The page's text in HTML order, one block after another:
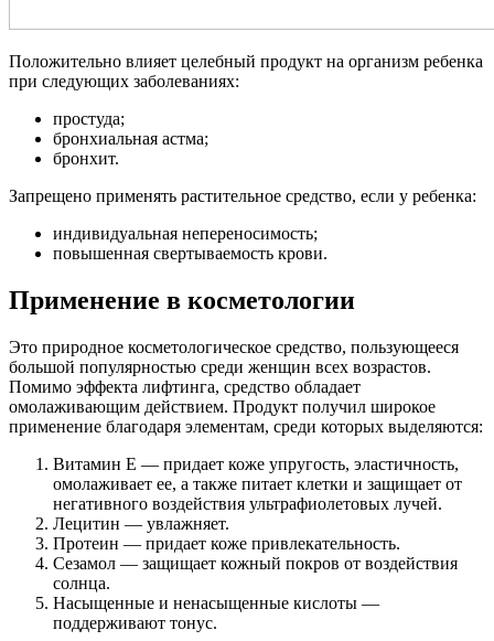
Положительно влияет целебный продукт на организм ребенка
при следующих заболеваниях:
простуда;
бронхиальная астма;
бронхит.
Запрещено применять растительное средство, если у ребенка:
индивидуальная непереносимость;
повышенная свертываемость крови.
Применение в косметологии
Это природное косметологическое средство, пользующееся
большой популярностью среди женщин всех возрастов.
Помимо эффекта лифтинга, средство обладает
омолаживающим действием. Продукт получил широкое
применение благодаря элементам, среди которых выделяются:
Витамин Е — придает коже упругость, эластичность,
омолаживает ее, а также питает клетки и защищает от
негативного воздействия ультрафиолетовых лучей.
Лецитин — увлажняет.
Протеин — придает коже привлекательность.
Сезамол — защищает кожный покров от воздействия
солнца.
Насыщенные и ненасыщенные кислоты —
поддерживают тонус.